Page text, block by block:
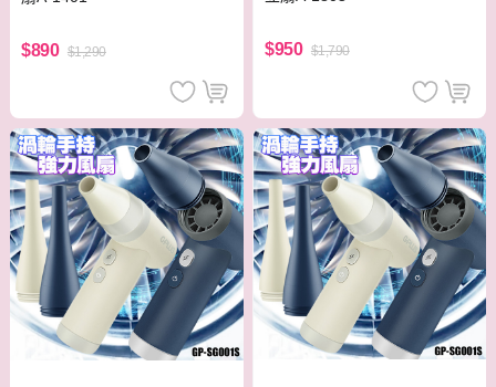
$890 $1,290 $950 $1,790